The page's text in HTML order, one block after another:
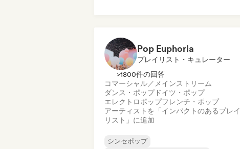
Pop Euphoria
プレイリスト・キュレーター
>1800件の回答
コマーシャル／メインストリーム
ダンス・ポップドイツ・ポップ
エレクトロポップフレンチ・ポップ
アーティストを「インパクトのあるプレイ
リスト」に追加
シンセポップ